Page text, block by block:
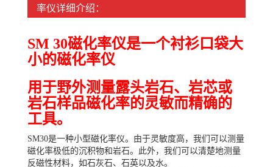
率仪详细介绍：
SM 30磁化率仪是一个衬衫口袋大
小的磁化率仪
用于野外测量露头岩石、岩芯或
岩石样品磁化率的灵敏而精确的
工具。
SM30是一种小型磁化率仪。由于灵敏度高，我们可以测量
磁化率极低的沉积物和岩石。此外，我们可以清楚地测量
反磁性材料，如石灰石、石英以及水。